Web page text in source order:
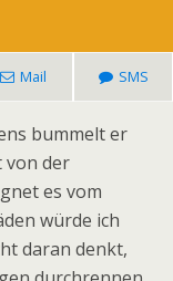
Mail SMS
bummelt er
von der
es vom
würde ich
daran denkt,